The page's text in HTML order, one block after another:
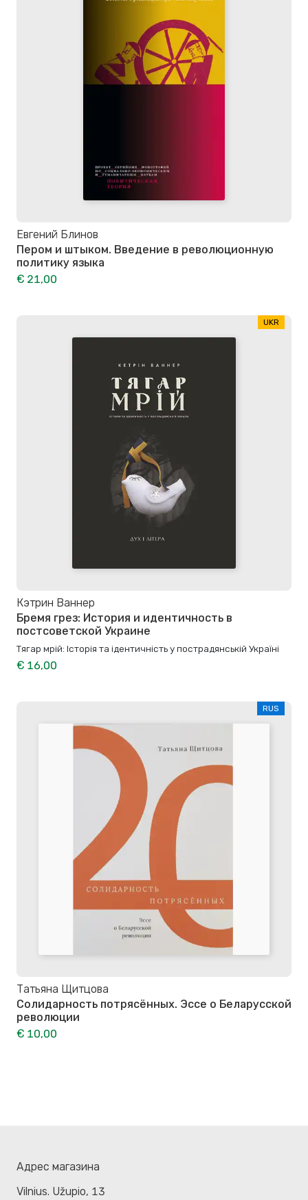
Евгений Блинов
Пером и штыком. Bведение в революционную
политику языка
€ 21,00
UKR
Кэтрин Ваннер
Бремя грез: История и идентичность в
постсоветской Украине
Тягар мрій: Історія та ідентичність у пострадянській Україні
€ 16,00
RUS
Татьяна Щитцова
Солидарность потрясённых. Эссе о Беларусской
революции
€ 10,00
Адрес магазина
Vilnius. Užupio, 13